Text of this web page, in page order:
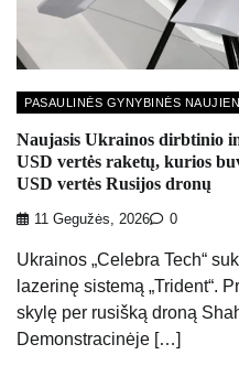
PASAULINĖS GYNYBINĖS
Naujasis Ukrainos dirbtinio
USD vertės raketų, kurios
USD vertės Rusijos dronų
11 Gegužės, 2026 0
Ukrainos „Celebra Tech“
lazerinę sistemą „Trident“.
skylę per rusišką droną
Demonstracinėje […]